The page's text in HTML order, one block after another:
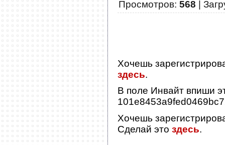
Просмотров: 568 |
Хочешь
здесь.
В поле Инвайт впиши
Хочешь
Сделай это здесь.